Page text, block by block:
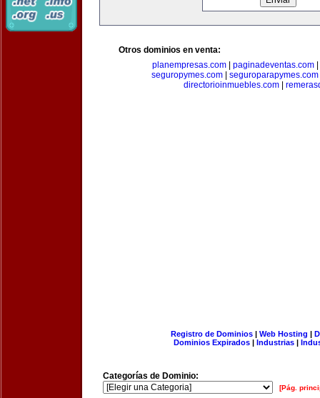
Otros dominios en venta:
planempresas.com
paginadeventas.com
seguropymes.com| seguroparapymes.com
directorioinmuebles.com
Registro de Dominios| Web Hosting |
Dominios Expirados | Industrias |
Categorías de Dominio:
[Pág.